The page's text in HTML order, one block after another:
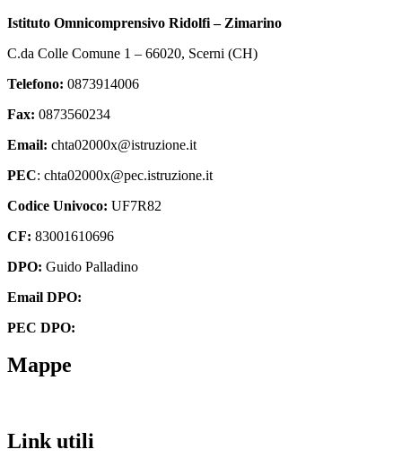
Istituto Omnicomprensivo Ridolfi – Zimarino
C.da Colle Comune 1 – 66020, Scerni (CH)
Telefono: 0873914006
Fax: 0873560234
Email: chta02000x@istruzione.it
PEC: chta02000x@pec.istruzione.it
Codice Univoco: UF7R82
CF: 83001610696
DPO: Guido Palladino
Email DPO:
PEC DPO:
Mappe
Link utili